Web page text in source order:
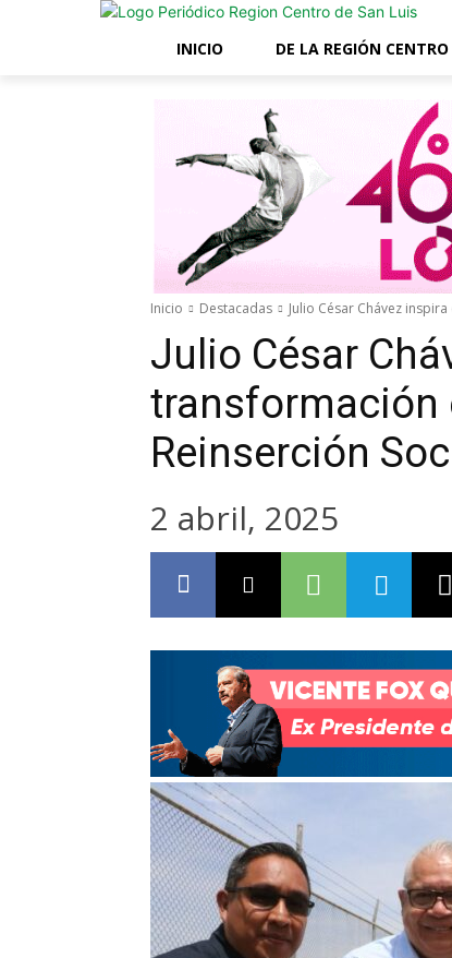
INICIO DE LA REGIÓN CENTRO
Inicio Destacadas Julio César Chávez
Julio César
transformación
Reinserción
2 abril, 2025